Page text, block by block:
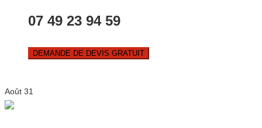
07 49 23 94 59
DEMANDE DE DEVIS GRATUIT
Août 31